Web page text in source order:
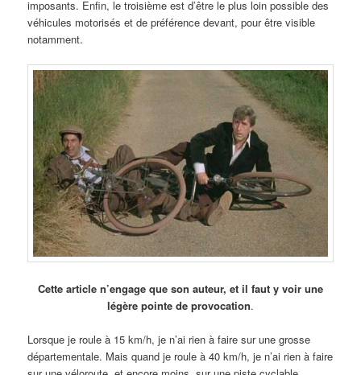
imposants. Enfin, le troisième est d’être le plus loin possible des
véhicules motorisés et de préférence devant, pour être visible
notamment.
Cette article n’engage que son auteur, et il faut y voir une
légère pointe de provocation.
Lorsque je roule à 15 km/h, je n’ai rien à faire sur une grosse
départementale. Mais quand je roule à 40 km/h, je n’ai rien à faire